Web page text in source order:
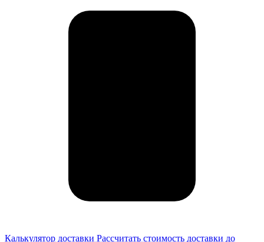
Калькулятор доставки Рассчитать стоимость доставки до